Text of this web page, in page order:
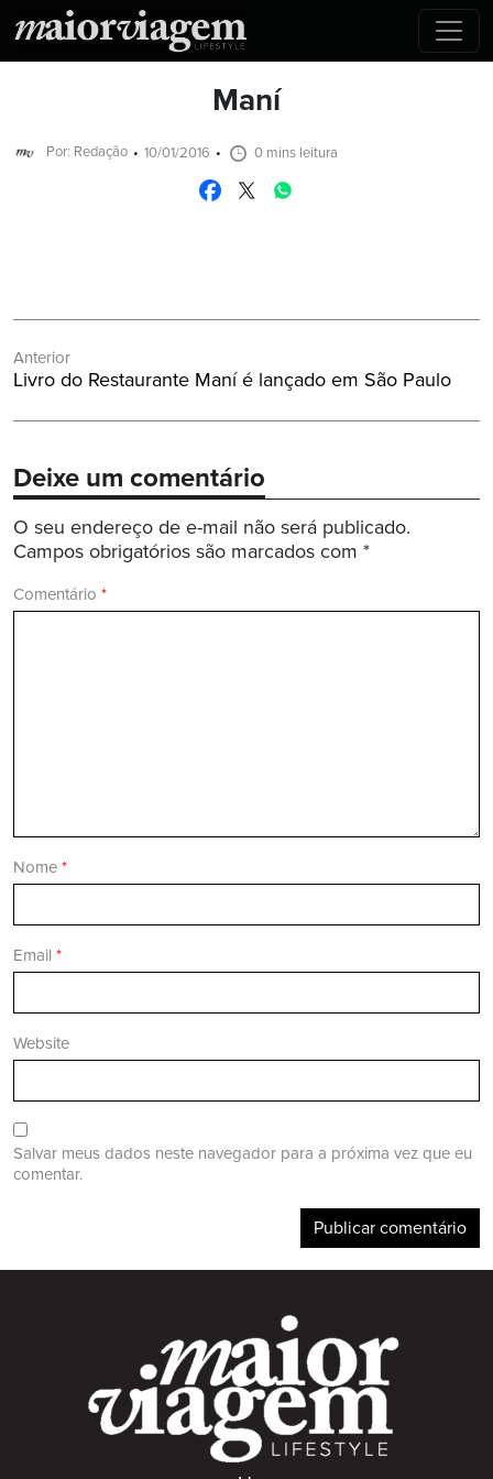
Maní
Por: Redação 10/01/2016 0 mins leitura
de
Anterior
Post
Livro do Restaurante Maní é lançado em São Paulo
Deixe um comentário
O seu endereço de e-mail não será publicado.
Campos obrigatórios são marcados com *
Comentário *
Nome *
Email *
Website
Salvar meus dados neste navegador para a próxima vez que eu
comentar.